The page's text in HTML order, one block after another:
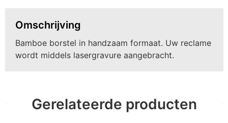
Omschrijving
Bamboe borstel in handzaam formaat. Uw reclame
wordt middels lasergravure aangebracht.
Gerelateerde producten